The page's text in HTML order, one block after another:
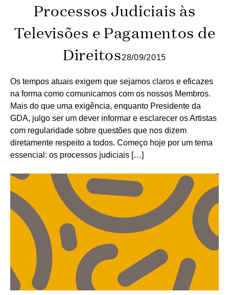
Processos Judiciais às
Televisões e Pagamentos de
Direitos28/09/2015
Os tempos atuais exigem que sejamos claros e eficazes
na forma como comunicamos com os nossos Membros.
Mais do que uma exigência, enquanto Presidente da
GDA, julgo ser um dever informar e esclarecer os Artistas
com regularidade sobre questões que nos dizem
diretamente respeito a todos. Começo hoje por um tema
essencial: os processos judiciais […]